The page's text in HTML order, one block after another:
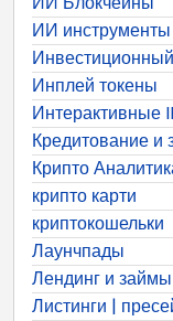
ИИ
Инплей токены
Интерактивные
Кредитование и
Крипто
крипто карти
криптокошельки
Лаунчпады
Лендинг и займы
Листинги |